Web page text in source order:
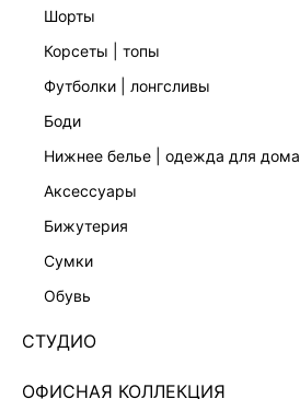
шорты
корсеты | топы
футболки | лонгсливы
боди
нижнее белье | одежда для дома
аксессуары
бижутерия
сумки
обувь
СТУДИО
ОФИСНАЯ КОЛЛЕКЦИЯ
Нет в наличии
ЦВЕТ:СИНИЙ